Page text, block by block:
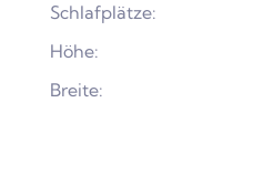
Schlafplätze:
Höhe:
Breite: